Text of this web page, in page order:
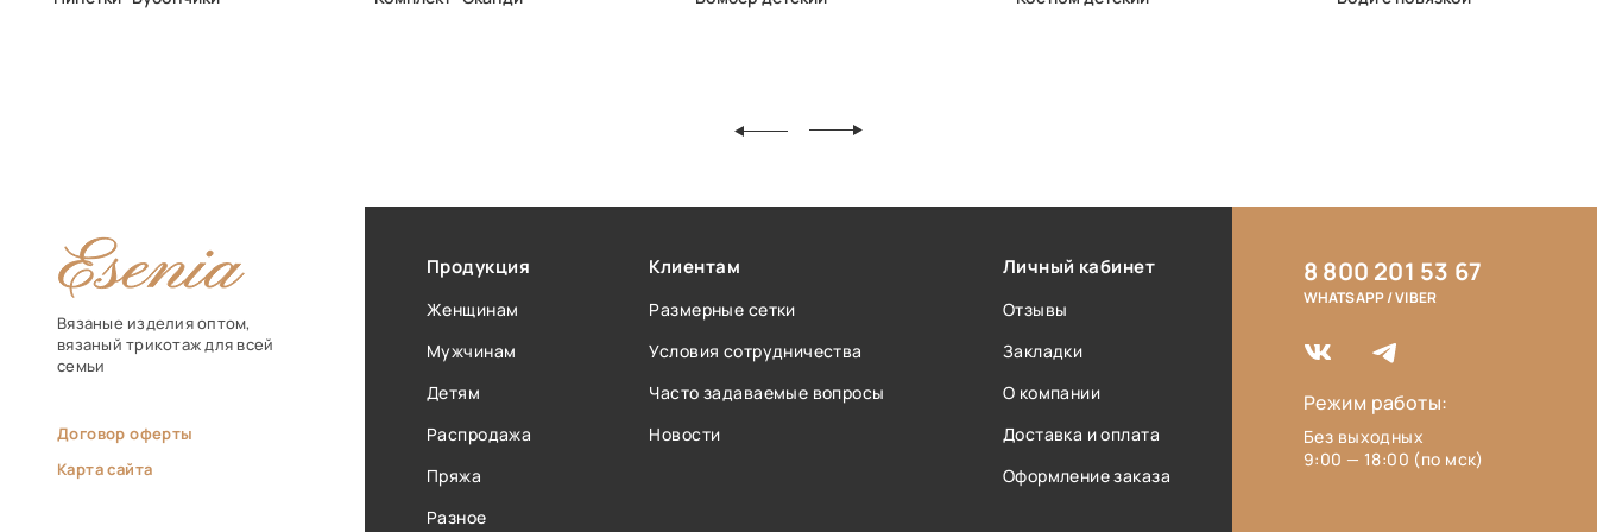
Вязаные изделия оптом,
вязаный трикотаж для всей
семьи
Договор оферты
Карта сайта
Продукция
Женщинам
Мужчинам
Детям
Распродажа
Пряжа
Разное
Клиентам
Размерные сетки
Условия сотрудничества
Часто задаваемые вопросы
Новости
Личный кабинет
Отзывы
Закладки
О компании
Доставка и оплата
Оформление заказа
8 800 201 53 67
WHATSAPP / VIBER
Режим работы:
Без выходных
9:00 — 18:00 (по мск)